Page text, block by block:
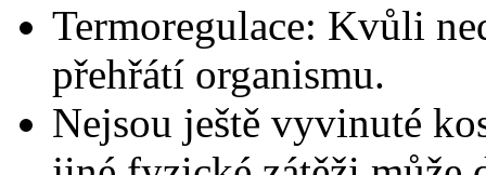
Termoregulace: Kvůli
přehřátí organismu.
Nejsou ještě vyvinuté